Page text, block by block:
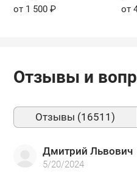
от 1 500 ₽
от
Отзывы и
Отзывы (16511)
Дмитрий Львович
5/20/2024